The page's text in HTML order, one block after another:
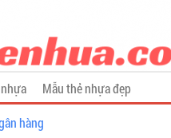
Mẫu thẻ nhựa đẹp
hàng